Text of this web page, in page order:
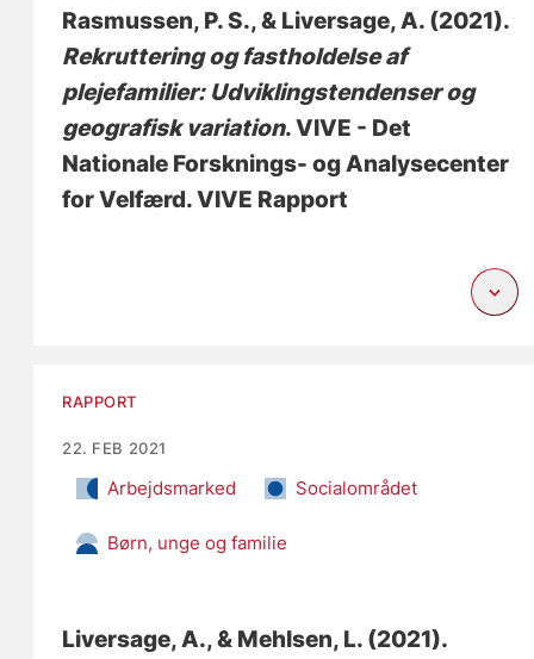
Rasmussen, P. S., & Liversage, A. (2021).
Rekruttering og fastholdelse af
plejefamilier: Udviklingstendenser og
geografisk variation. VIVE - Det
Nationale Forsknings- og Analysecenter
for Velfærd. VIVE Rapport
RAPPORT
22. FEB 2021
Arbejdsmarked Socialområdet
Børn, unge og familie
Liversage, A., & Mehlsen, L. (2021).